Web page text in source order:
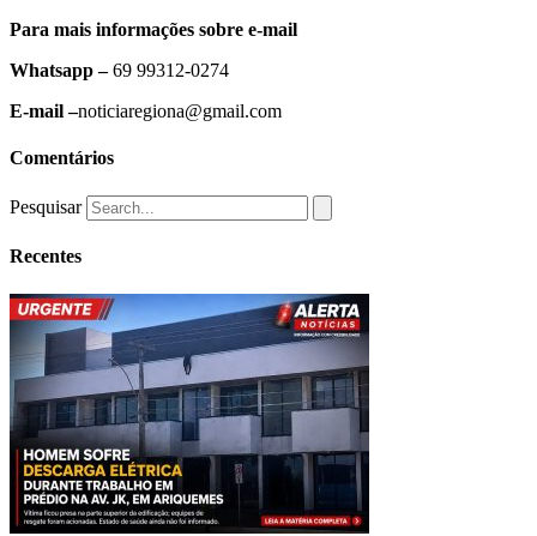
Para mais informações sobre e-mail
Whatsapp –69 99312-0274
E-mail –noticiaregiona@gmail.com
Comentários
Pesquisar
Recentes